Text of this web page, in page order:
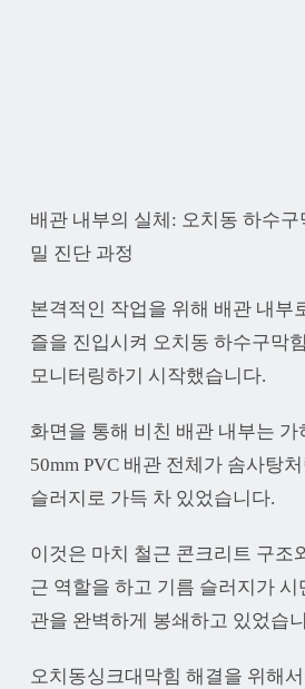
배관 내부의 실체: 오치동 하수구
밀 진단 과정
본격적인 작업을 위해 배관 내부
즐을 진입시켜 오치동 하수구막
모니터링하기 시작했습니다.
화면을 통해 비친 배관 내부는
50mm PVC 배관 전체가 솜사탕
슬러지로 가득 차 있었습니다.
이것은 마치 철근 콘크리트 구조
근 역할을 하고 기름 슬러지가 시
관을 완벽하게 봉쇄하고 있었습
오치동싱크대막힘 해결을 위해